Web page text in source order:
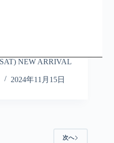
NEW ARRIVAL
2024年11月15日
次へ